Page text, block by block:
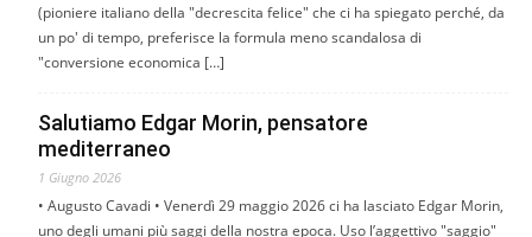
(pioniere italiano della "decrescita felice" che ci ha spiegato perché, da
un po' di tempo, preferisce la formula meno scandalosa di
"conversione economica […]
Salutiamo Edgar Morin, pensatore
mediterraneo
1 Giugno 2026
• Augusto Cavadi • Venerdì 29 maggio 2026 ci ha lasciato Edgar Morin,
uno degli umani più saggi della nostra epoca. Uso l’aggettivo "saggio"